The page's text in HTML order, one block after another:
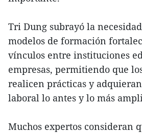
Tri Dung subrayó la
modelos de formación
vínculos entre instituciones
empresas, permitiendo que
realicen prácticas y
laboral lo antes y lo más
Muchos expertos consideran